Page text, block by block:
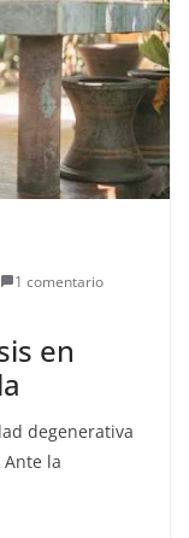
1 comentario
en
degenerativa
la